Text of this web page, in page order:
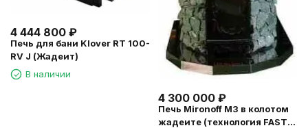
4 444 800 ₽
Печь для бани Klover RT 100-
RV J (Жадеит)
В наличии
4 300 000 ₽
Печь Mironoff M3 в колотом
жадеите (технология FAST